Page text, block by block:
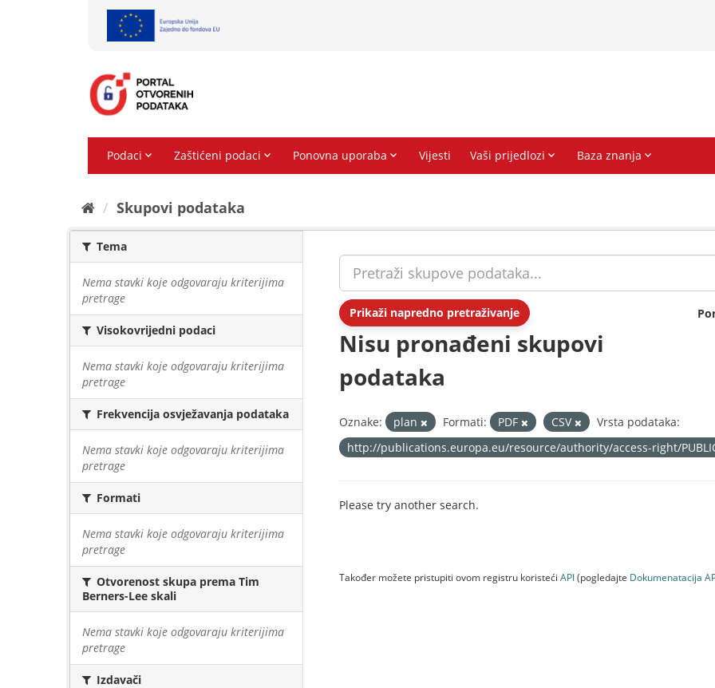
Skupovi podаtаkа
Tema
Nema stavki koje odgovaraju kriterijima
pretrage
Visokovrijedni podaci
Nema stavki koje odgovaraju kriterijima
pretrage
Frekvencija osvježavanja podataka
Nema stavki koje odgovaraju kriterijima
pretrage
Formati
Nema stavki koje odgovaraju kriterijima
pretrage
Otvorenost skupa prema Tim
Berners-Lee skali
Nema stavki koje odgovaraju kriterijima
pretrage
Izdavači
Prikaži napredno pretraživanje
Nisu pronađeni skupovi
podataka
Oznake: plan Formati: PDF CSV
Vrsta podataka:
http://publications.europa.eu/resource/authority/access-right/
Please try another search.
Također možete pristupiti ovom registru koristeći API(pogledajte Dokumenаtаcijа